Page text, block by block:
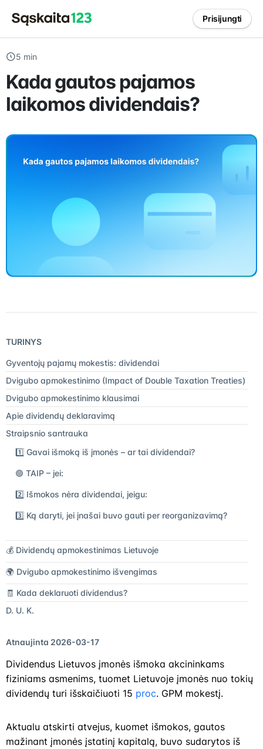
Prisijungti
5 min
Kada gautos pajamos
laikomos dividendais?
TURINYS
Gyventojų pajamų mokestis: dividendai
Dvigubo apmokestinimo (Impact of Double Taxation Treaties)
Dvigubo apmokestinimo klausimai
Apie dividendų deklaravimą
Straipsnio santrauka
1️⃣ Gavai išmoką iš įmonės – ar tai dividendai?
🟢 TAIP – jei:
2️⃣ Išmokos nėra dividendai, jeigu:
3️⃣ Ką daryti, jei įnašai buvo gauti per reorganizavimą?
💰 Dividendų apmokestinimas Lietuvoje
🌍 Dvigubo apmokestinimo išvengimas
🧾 Kada deklaruoti dividendus?
D. U. K.
Atnaujinta 2026-03-17
Dividendus Lietuvos įmonės išmoka akcininkams
fiziniams asmenims, tuomet Lietuvoje įmonės nuo tokių
dividendų turi išskaičiuoti 15 proc. GPM mokestį.
Aktualu atskirti atvejus, kuomet išmokos, gautos
mažinant įmonės įstatinį kapitalą, buvo sudarytos iš